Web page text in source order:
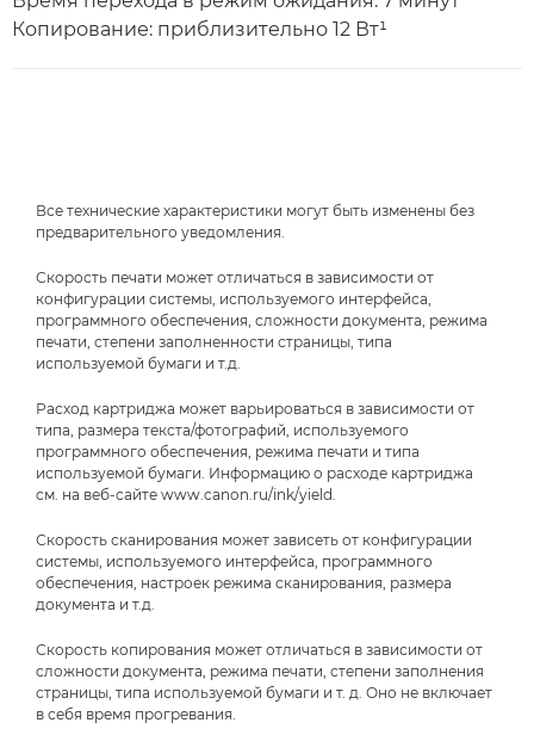
Копирование: приблизительно 12 Вт¹
Все технические характеристики могут быть изменены без
предварительного уведомления.
Скорость печати может отличаться в зависимости от
конфигурации системы, используемого интерфейса,
программного обеспечения, сложности документа, режима
печати, степени заполненности страницы, типа
используемой бумаги и т.д.
Расход картриджа может варьироваться в зависимости от
типа, размера текста/фотографий, используемого
программного обеспечения, режима печати и типа
используемой бумаги. Информацию о расходе картриджа
см. на веб-сайте www.canon.ru/ink/yield.
Скорость сканирования может зависеть от конфигурации
системы, используемого интерфейса, программного
обеспечения, настроек режима сканирования, размера
документа и т.д.
Скорость копирования может отличаться в зависимости от
сложности документа, режима печати, степени заполнения
страницы, типа используемой бумаги и т. д. Оно не включает
в себя время прогревания.